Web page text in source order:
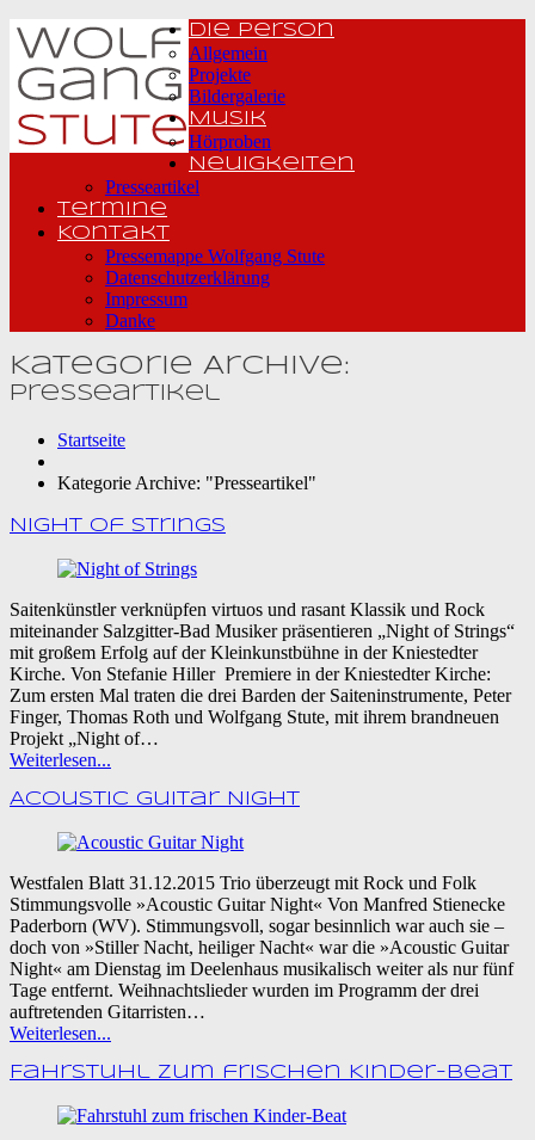
Die Person
Allgemein
Projekte
Bildergalerie
Musik
Hörproben
Neuigkeiten
Presseartikel
Termine
Kontakt
Pressemappe Wolfgang Stute
Datenschutzerklärung
Impressum
Danke
Kategorie Archive:
Presseartikel
Startseite
Kategorie Archive: "Presseartikel"
Night of Strings
Saitenkünstler verknüpfen virtuos und rasant Klassik und Rock
miteinander Salzgitter-Bad Musiker präsentieren „Night of Strings“
mit großem Erfolg auf der Kleinkunstbühne in der Kniestedter
Kirche. Von Stefanie Hiller Premiere in der Kniestedter Kirche:
Zum ersten Mal traten die drei Barden der Saiteninstrumente, Peter
Finger, Thomas Roth und Wolfgang Stute, mit ihrem brandneuen
Projekt „Night of…
Weiterlesen...
Acoustic Guitar Night
Westfalen Blatt 31.12.2015 Trio überzeugt mit Rock und Folk
Stimmungsvolle »Acoustic Guitar Night« Von Manfred Stienecke
Paderborn (WV). Stimmungsvoll, sogar besinnlich war auch sie –
doch von »Stiller Nacht, heiliger Nacht« war die »Acoustic Guitar
Night« am Dienstag im Deelenhaus musikalisch weiter als nur fünf
Tage entfernt. Weihnachtslieder wurden im Programm der drei
auftretenden Gitarristen…
Weiterlesen...
Fahrstuhl zum frischen Kinder-Beat